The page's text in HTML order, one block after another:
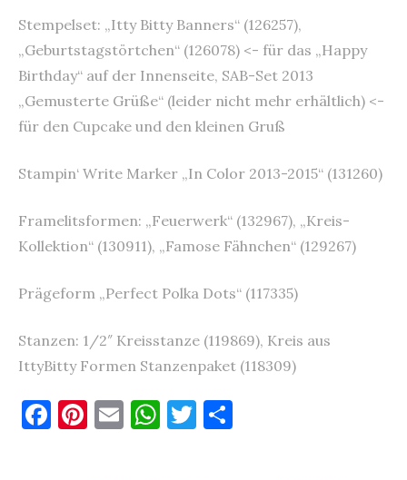
Stempelset: „Itty Bitty Banners“ (126257),
„Geburtstagstörtchen“ (126078) <- für das „Happy
Birthday“ auf der Innenseite, SAB-Set 2013
„Gemusterte Grüße“ (leider nicht mehr erhältlich) <-
für den Cupcake und den kleinen Gruß
Stampin‘ Write Marker „In Color 2013-2015“ (131260)
Framelitsformen: „Feuerwerk“ (132967), „Kreis-
Kollektion“ (130911), „Famose Fähnchen“ (129267)
Prägeform „Perfect Polka Dots“ (117335)
Stanzen: 1/2″ Kreisstanze (119869), Kreis aus
IttyBitty Formen Stanzenpaket (118309)
F Pi E W T